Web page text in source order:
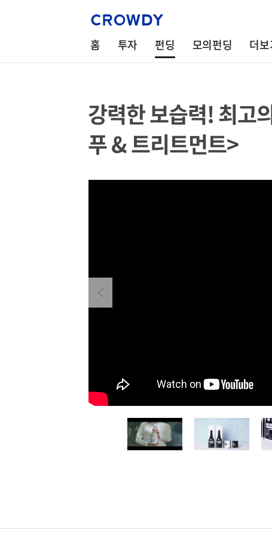
홈 투자 펀딩 모의펀딩 더보
강력한 보습력! 최고
푸 & 트리트먼트>
Previous